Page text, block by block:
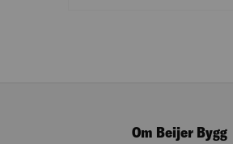
Om Beijer Bygg